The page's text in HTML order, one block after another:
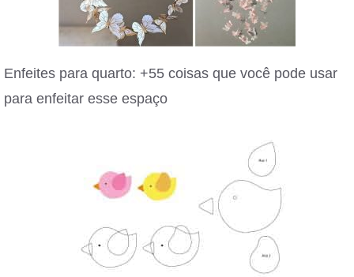
Enfeites para quarto: +55 coisas que você pode usar
para enfeitar esse espaço